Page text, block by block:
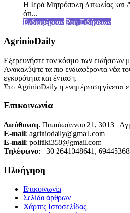
Η Ιερά Μητρόπολη Αιτωλίας και
ότι...
Ενδιαφέρουν Ροή Ειδήσεων
AgrinioDaily
Εξερευνήστε τον κόσμο των ειδήσεων
Ανακαλύψτε τα πιο ενδιαφέροντα νέα
εγκυρότητα και ένταση.
Στο AgrinioDaily η ενημέρωση γίνεται
Επικοινωνία
Διεύθυνση: Παπαϊωάννου 21, 30131
Ε-mail: agriniodaily@gmail.com
Ε-mail: politiki358@gmail.com
Τηλέφωνο: +30 2641048641,
Πλοήγηση
Επικοινωνία
Σελίδα άρθρων
Χάρτης Ιστοσελίδας